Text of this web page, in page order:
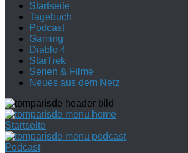
Startseite
Tagebuch
Podcast
Gaming
Diablo 4
StarTrek
Serien & Filme
Neues aus dem Netz
Startseite
Podcast